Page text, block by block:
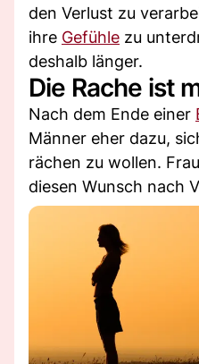
den Verlust zu
ihre Gefühle zu
deshalb länger.
Die Rache ist
Nach dem Ende einer
Männer eher dazu,
rächen zu wollen.
diesen Wunsch nach